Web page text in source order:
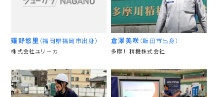
薙野悠里 （福岡県福岡市出身）
株式会社ユリーカ
倉澤美咲 （飯田市出身）
多摩川精機株式会社